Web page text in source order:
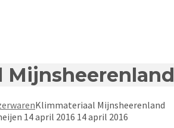
Mijnsheerenland
Klimmateriaal Mijnsheerenland
14 april 2016 14 april 2016